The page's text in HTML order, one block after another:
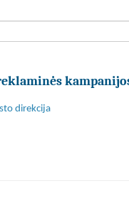
direkcija